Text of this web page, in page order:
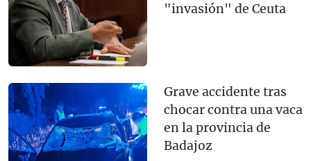
"invasión" de Ceuta
Grave accidente tras
chocar contra una vaca
en la provincia de
Badajoz